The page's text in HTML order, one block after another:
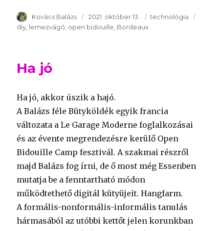
Szerző
Kovács Balázs Publikálva
2021. október 13. Témakör
technológia
diy lemezvágó open bidouille Bordeaux
Ha jó
Ha jó, akkor úszik a hajó.
A Balázs féle Bütyköldék egyik francia
változata a Le Garage Moderne foglalkozásai
és az évente megrendezésre kerülő Open
Bidouille Camp fesztivál. A szakmai részről
majd Balázs fog írni, de ő most még Essenben
mutatja be a fenntartható módon
működtethető digitál kütyüjeit. Hangfarm.
A formális-nonformális-informális tanulás
hármasából az utóbbi kettőt jelen korunkban